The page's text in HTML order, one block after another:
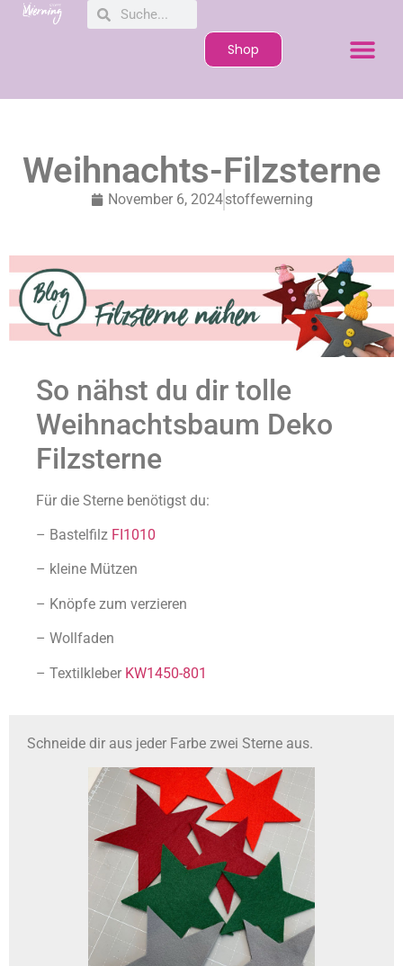
Shop
Weihnachts-Filzsterne
November 6, 2024stoffewerning
So nähst du dir tolle
Weihnachtsbaum Deko
Filzsterne
Für die Sterne benötigst du:
– Bastelfilz FI1010
– kleine Mützen
– Knöpfe zum verzieren
– Wollfaden
– Textilkleber KW1450-801
Schneide dir aus jeder Farbe zwei Sterne aus.